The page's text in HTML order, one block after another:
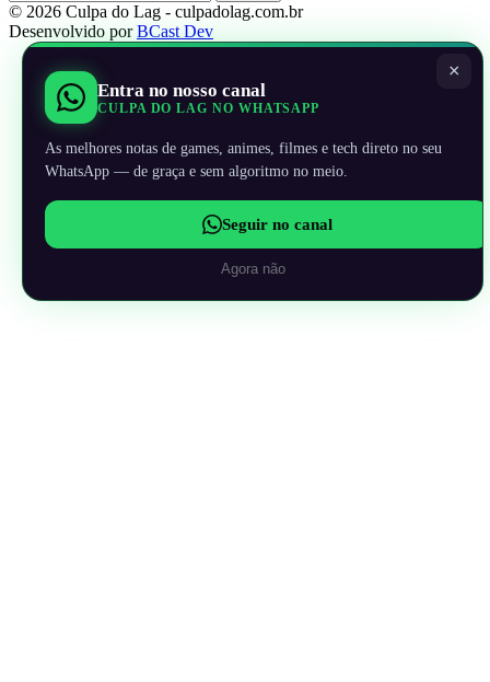
© 2026 Culpa do Lag - culpadolag.com.br
Desenvolvido porBCast Dev
×
Entra no nosso canal
CULPA DO LAG NO WHATSAPP
As melhores notas de games, animes, filmes e tech direto no seu
WhatsApp — de graça e sem algoritmo no meio.
Seguir no canal
Agora não